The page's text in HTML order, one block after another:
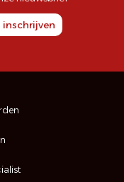
inschrijven